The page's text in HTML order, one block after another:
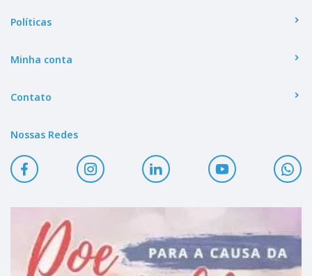
Políticas
Minha conta
Contato
Nossas Redes